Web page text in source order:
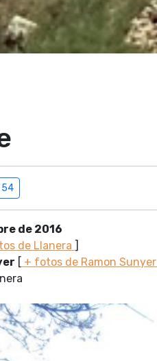
54
de 2016
de Llanera ]
[ + fotos de Ramon Sunyer